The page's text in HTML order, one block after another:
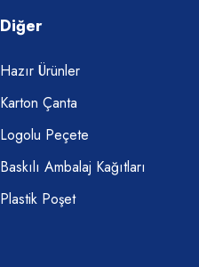
Diğer
Hazır Ürünler
Karton Çanta
Logolu Peçete
Baskılı Ambalaj Kağıtları
Plastik Poşet